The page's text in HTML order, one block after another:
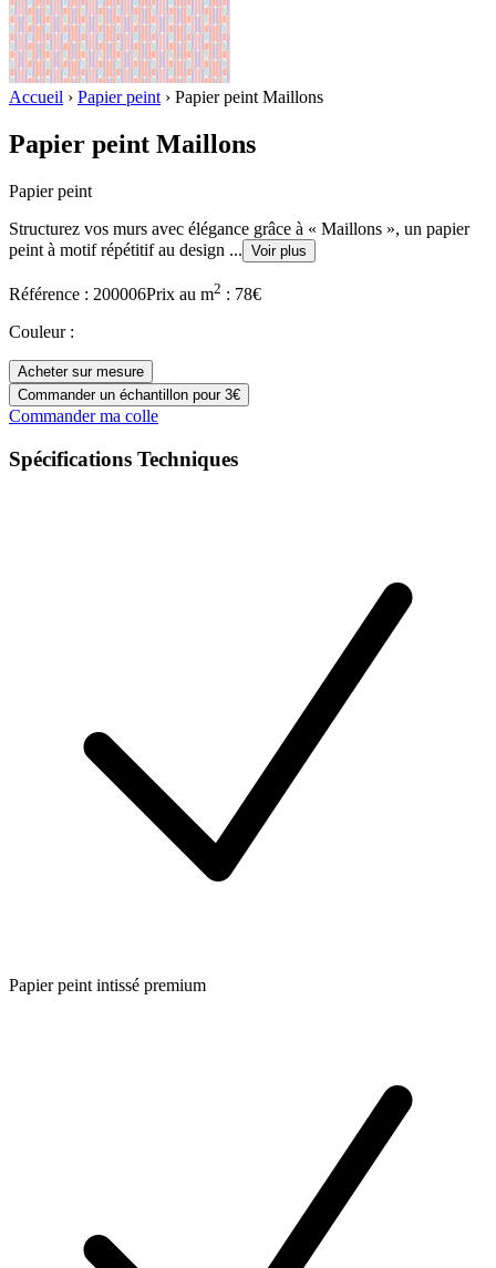
Accueil › Papier peint › Papier peint Maillons
Papier peint Maillons
Papier peint
Structurez vos murs avec élégance grâce à « Maillons », un papier
peint à motif répétitif au design ... Voir plus
Référence : 200006Prix au m2 : 78€
Couleur:
Acheter sur mesure
Commander un échantillon pour 3€
Commander ma colle
Spécifications Techniques
Papier peint intissé premium